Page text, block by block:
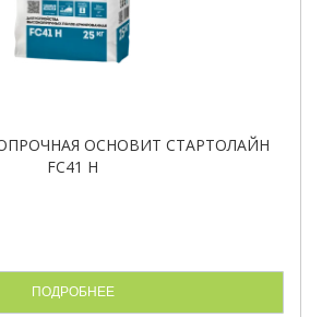
ОСНОВИТ СТАРТОЛАЙН
FC41 H
ПОДРОБНЕЕ